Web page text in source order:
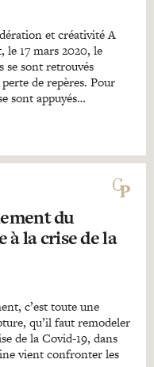
et créativité A
17 mars 2020, le
se sont retrouvés
de repères. Pour
sont appuyés…
du
à la crise de la
c’est toute une
qu’il faut remodeler
de la Covid-19, dans
vient confronter les